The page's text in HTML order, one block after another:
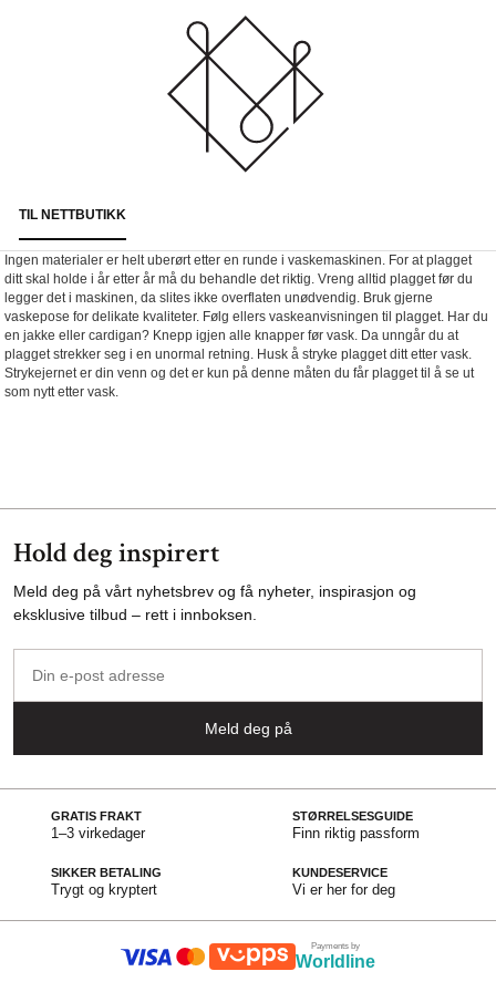
TIL NETTBUTIKK
Ingen materialer er helt uberørt etter en runde i vaskemaskinen. For at plagget
ditt skal holde i år etter år må du behandle det riktig. Vreng alltid plagget før du
legger det i maskinen, da slites ikke overflaten unødvendig. Bruk gjerne
vaskepose for delikate kvaliteter. Følg ellers vaskeanvisningen til plagget. Har du
en jakke eller cardigan? Knepp igjen alle knapper før vask. Da unngår du at
plagget strekker seg i en unormal retning. Husk å stryke plagget ditt etter vask.
Strykejernet er din venn og det er kun på denne måten du får plagget til å se ut
som nytt etter vask.
Hold deg inspirert
Meld deg på vårt nyhetsbrev og få nyheter, inspirasjon og
eksklusive tilbud – rett i innboksen.
post
Meld deg på
GRATIS FRAKT
1–3 virkedager
STØRRELSESGUIDE
Finn riktig passform
SIKKER BETALING
Trygt og kryptert
KUNDESERVICE
Vi er her for deg
Payments by
Worldline